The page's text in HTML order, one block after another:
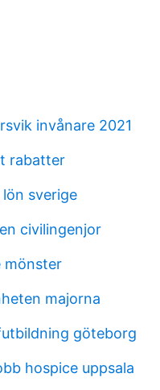
invånare 2021
rabatter
sverige
civilingenjor
mönster
majorna
göteborg
hospice uppsala